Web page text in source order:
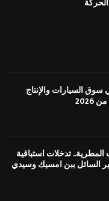
سوق السيارات والإنتاج
تدخلات استباقية
السائل ببن امسيك وسيدي